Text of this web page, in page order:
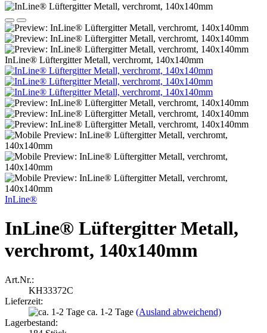
InLine® Lüftergitter Metall, verchromt, 140x140mm
InLine®
InLine® Lüftergitter Metall,
verchromt, 140x140mm
Art.Nr.:
KH33372C
Lieferzeit:
ca. 1-2 Tage (Ausland abweichend)
Lagerbestand: